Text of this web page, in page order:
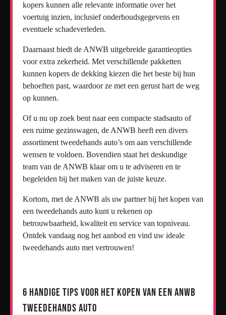
kopers kunnen alle relevante informatie over het
voertuig inzien, inclusief onderhoudsgegevens en
eventuele schadeverleden.
Daarnaast biedt de ANWB uitgebreide garantieopties
voor extra zekerheid. Met verschillende pakketten
kunnen kopers de dekking kiezen die het beste bij hun
behoeften past, waardoor ze met een gerust hart de weg
op kunnen.
Of u nu op zoek bent naar een compacte stadsauto of
een ruime gezinswagen, de ANWB heeft een divers
assortiment tweedehands auto’s om aan verschillende
wensen te voldoen. Bovendien staat het deskundige
team van de ANWB klaar om u te adviseren en te
begeleiden bij het maken van de juiste keuze.
Kortom, met de ANWB als uw partner bij het kopen van
een tweedehands auto kunt u rekenen op
betrouwbaarheid, kwaliteit en service van topniveau.
Ontdek vandaag nog het aanbod en vind uw ideale
tweedehands auto met vertrouwen!
6 Handige Tips voor het Kopen van een ANWB
Tweedehands Auto